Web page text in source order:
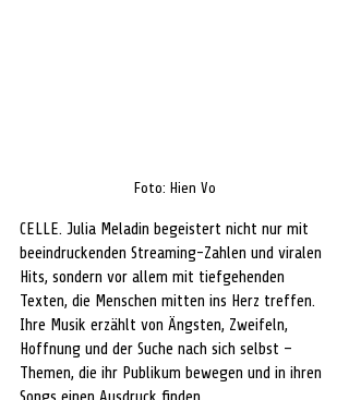
Foto: Hien Vo
CELLE. Julia Meladin begeistert nicht nur mit
beeindruckenden Streaming-Zahlen und viralen
Hits, sondern vor allem mit tiefgehenden
Texten, die Menschen mitten ins Herz treffen.
Ihre Musik erzählt von Ängsten, Zweifeln,
Hoffnung und der Suche nach sich selbst –
Themen, die ihr Publikum bewegen und in ihren